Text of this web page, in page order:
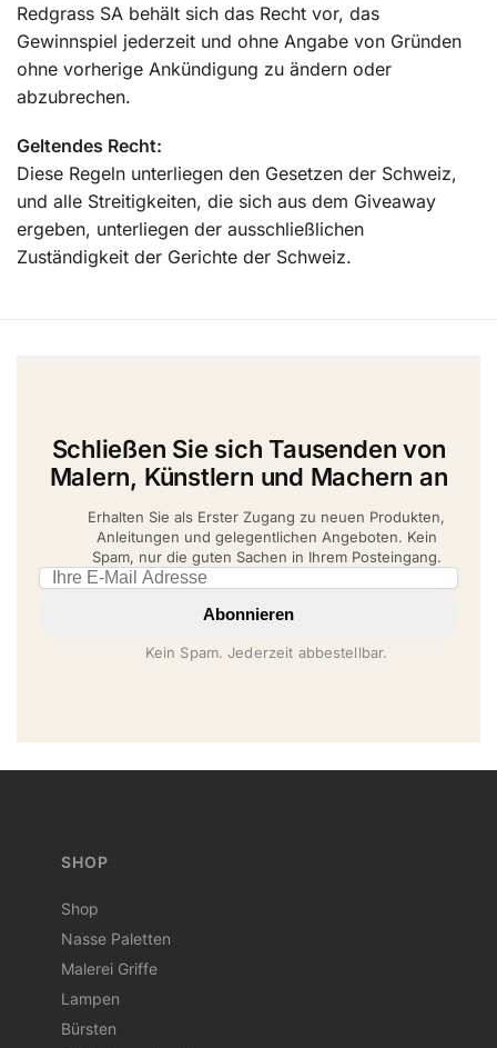
Redgrass SA behält sich das Recht vor, das
Gewinnspiel jederzeit und ohne Angabe von Gründen
ohne vorherige Ankündigung zu ändern oder
abzubrechen.
Geltendes Recht:
Diese Regeln unterliegen den Gesetzen der Schweiz,
und alle Streitigkeiten, die sich aus dem Giveaway
ergeben, unterliegen der ausschließlichen
Zuständigkeit der Gerichte der Schweiz.
Schließen Sie sich Tausenden von
Malern, Künstlern und Machern an
Erhalten Sie als Erster Zugang zu neuen Produkten,
Anleitungen und gelegentlichen Angeboten. Kein
Spam, nur die guten Sachen in Ihrem Posteingang.
Email address
Abonnieren
Kein Spam. Jederzeit abbestellbar.
SHOP
Shop
Nasse Paletten
Malerei Griffe
Lampen
Bürsten